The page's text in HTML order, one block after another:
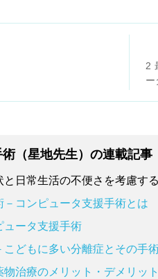
2
ー
（星地先生）の連載記事
と日常生活の不便さを考慮す
コンピュータ支援手術とは
ュータ支援手術
こどもに多い分離症とその手
物治療のメリット・デメリッ